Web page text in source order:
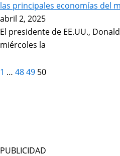
las principales economías del
abril 2, 2025
El presidente de EE.UU.,
miércoles la
1 … 4849 50
PUBLICIDAD